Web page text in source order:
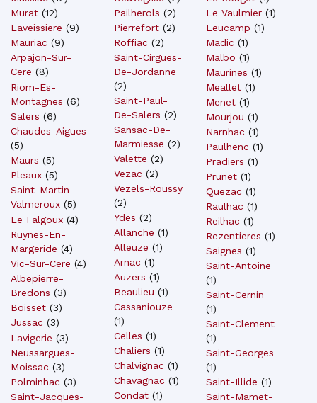
Murat (12)
Laveissiere (9)
Mauriac (9)
Arpajon-Sur-
Cere (8)
Riom-Es-
Montagnes (6)
Salers (6)
Chaudes-Aigues
(5)
Maurs (5)
Pleaux (5)
Saint-Martin-
Valmeroux (5)
Le Falgoux (4)
Ruynes-En-
Margeride (4)
Vic-Sur-Cere (4)
Albepierre-
Bredons (3)
Boisset (3)
Jussac (3)
Lavigerie (3)
Neussargues-
Moissac (3)
Polminhac (3)
Saint-Jacques-
Pailherols (2)
Pierrefort(2)
Roffiac (2)
Saint-Cirgues-
De-Jordanne
(2)
Saint-Paul-
De-Salers (2)
Sansac-De-
Marmiesse (2)
Valette (2)
Vezac (2)
Vezels-Roussy
(2)
Ydes (2)
Allanche (1)
Alleuze (1)
Arnac (1)
Auzers (1)
Beaulieu (1)
Cassaniouze
(1)
Celles (1)
Chaliers (1)
Chalvignac (1)
Chavagnac (1)
Condat(1)
Le Vaulmier (1)
Leucamp (1)
Madic (1)
Malbo (1)
Maurines (1)
Meallet (1)
Menet (1)
Mourjou (1)
Narnhac (1)
Paulhenc (1)
Pradiers (1)
Prunet (1)
Quezac (1)
Raulhac (1)
Reilhac (1)
Rezentieres (1)
Saignes (1)
Saint-Antoine
(1)
Saint-Cernin
(1)
Saint-Clement
(1)
Saint-Georges
(1)
Saint-Illide (1)
Saint-Mamet-